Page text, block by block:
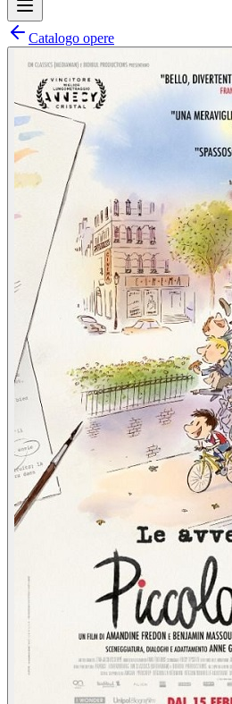
Catalogo opere